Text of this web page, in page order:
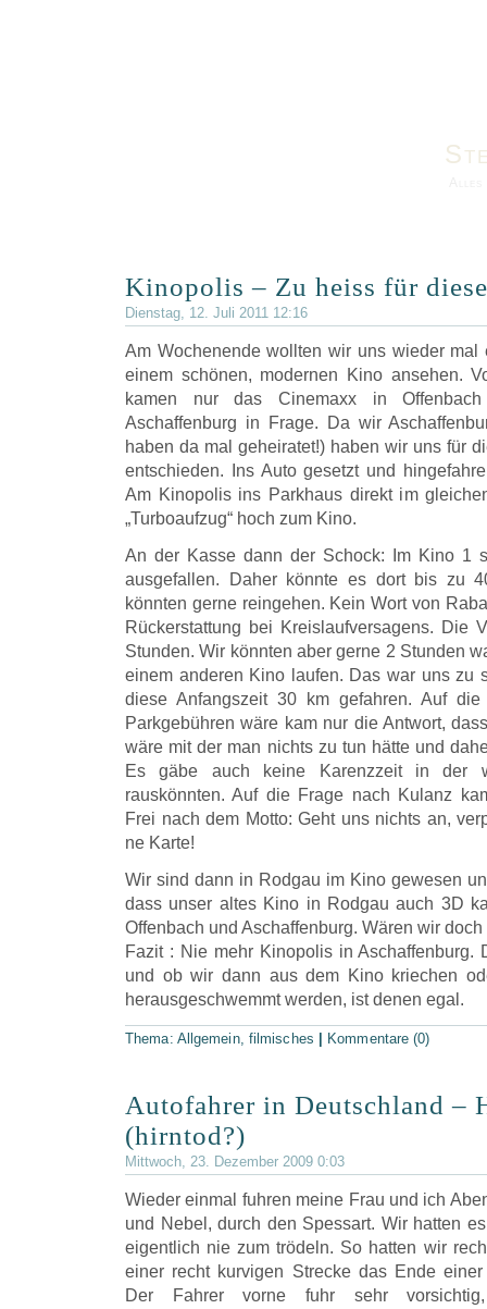
Kinopolis – Zu heiss für
Dienstag, 12. Juli 2011 12:16
Am Wochenende wollten wir uns wieder
einem schönen, modernen Kino ansehen.
kamen nur das Cinemaxx in
Aschaffenburg in Frage. Da wir
haben da mal geheiratet!) haben wir uns für
entschieden. Ins Auto gesetzt und
Am Kinopolis ins Parkhaus direkt im
„Turboaufzug“ hoch zum Kino.
An der Kasse dann der Schock: Im Kino 1
ausgefallen. Daher könnte es dort bis zu
könnten gerne reingehen. Kein Wort von
Rückerstattung bei Kreislaufversagens. Die
Stunden. Wir könnten aber gerne 2 Stunden
einem anderen Kino laufen. Das war uns zu
diese Anfangszeit 30 km gefahren. Auf
Parkgebühren wäre kam nur die Antwort,
wäre mit der man nichts zu tun hätte und
Es gäbe auch keine Karenzzeit in der
rauskönnten. Auf die Frage nach Kulanz
Frei nach dem Motto: Geht uns nichts an,
ne Karte!
Wir sind dann in Rodgau im Kino gewesen
dass unser altes Kino in Rodgau auch 3D
Offenbach und Aschaffenburg. Wären wir
Fazit : Nie mehr Kinopolis in Aschaffenburg.
und ob wir dann aus dem Kino kriechen
herausgeschwemmt werden, ist denen egal.
Thema: Allgemein, filmisches Kommentare (0)
Autofahrer in Deutschland –
(hirntod?)
Mittwoch, 23. Dezember 2009 0:03
Wieder einmal fuhren meine Frau und ich
und Nebel, durch den Spessart. Wir hatten
eigentlich nie zum trödeln. So hatten wir
einer recht kurvigen Strecke das Ende
Der Fahrer vorne fuhr sehr